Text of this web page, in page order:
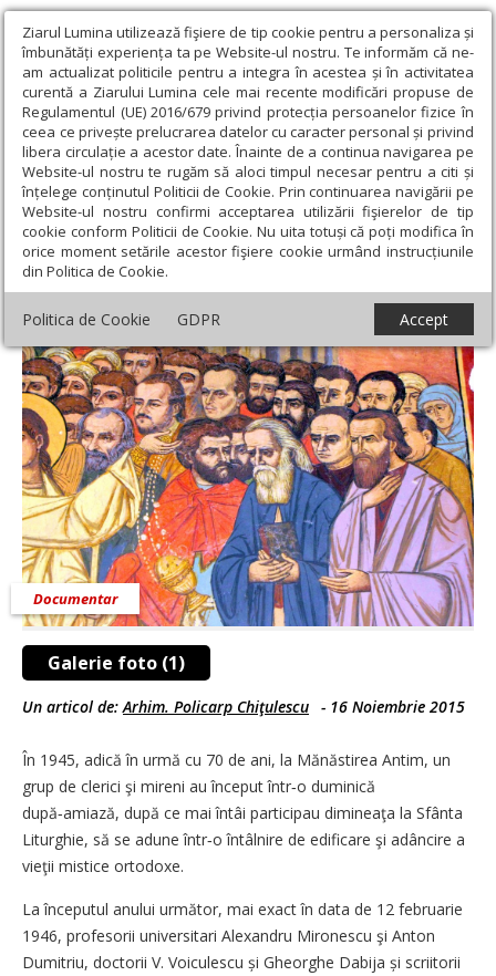
Ziarul Lumina utilizează fişiere de tip cookie pentru a personaliza și
îmbunătăți experiența ta pe Website-ul nostru. Te informăm că ne-
am actualizat politicile pentru a integra în acestea și în activitatea
curentă a Ziarului Lumina cele mai recente modificări propuse de
Regulamentul (UE) 2016/679 privind protecția persoanelor fizice în
ceea ce privește prelucrarea datelor cu caracter personal și privind
libera circulație a acestor date. Înainte de a continua navigarea pe
Website-ul nostru te rugăm să aloci timpul necesar pentru a citi și
înțelege conținutul Politicii de Cookie. Prin continuarea navigării pe
Website-ul nostru confirmi acceptarea utilizării fişierelor de tip
cookie conform Politicii de Cookie. Nu uita totuși că poți modifica în
orice moment setările acestor fişiere cookie urmând instrucțiunile
din Politica de Cookie.
Politica de Cookie GDPR Accept
Ziarul Lumina › Actualitate religioasă › Documentar › Rugul
iubirii nemistuite
Rugul iubirii nemistuite
Galerie foto (1)
Documentar
Un articol de: Arhim. Policarp Chiţulescu - 16 Noiembrie 2015
În 1945, adică în urmă cu 70 de ani, la Mănăstirea Antim, un
grup de clerici şi mireni au început într‑o duminică
după‑amiază, după ce mai întâi participau dimineaţa la Sfânta
Liturghie, să se adune într‑o întâlnire de edificare şi adâncire a
vieţii mistice ortodoxe.
La începutul anului următor, mai exact în data de 12 februarie
1946, profesorii universitari Alexandru Mironescu şi Anton
Dumitriu, doctorii V. Voiculescu și Gheorghe Dabija și scriitorii